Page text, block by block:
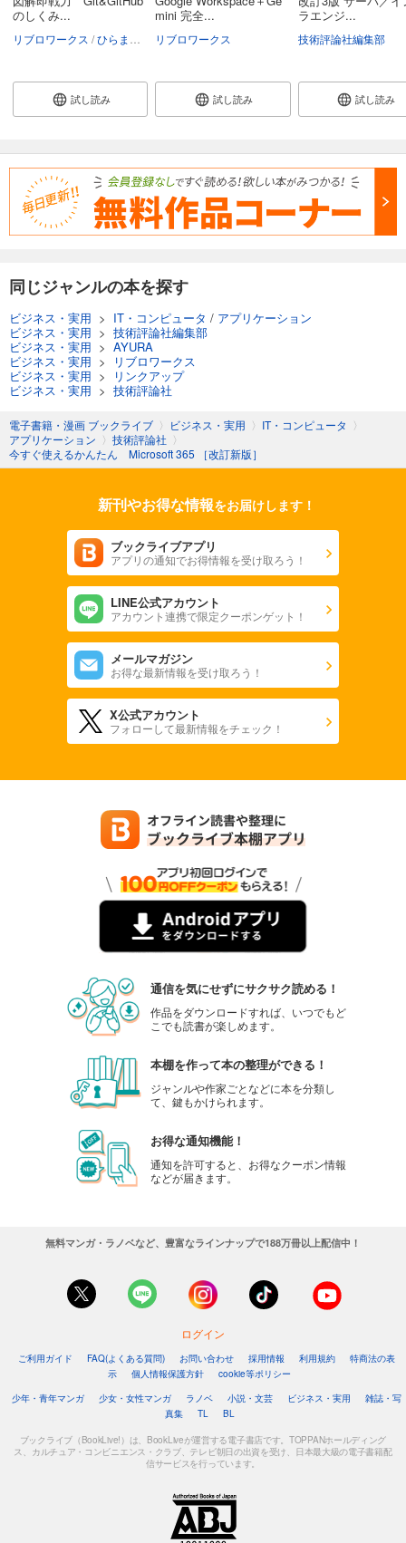
のしくみ...
リブロワークス ひらまつしょうたろう
試し読み
mini 完全...
リブロワークス
試し読み
ラエンジ...
技術評論社編集部
試し読み
同じジャンルの本を探す
ビジネス・実用 > IT・コンピュータ / アプリケーション
ビジネス・実用 > 技術評論社編集部
ビジネス・実用 > AYURA
ビジネス・実用 >
リブロワークス
ビジネス・実用 >
リンクアップ
ビジネス・実用 > 技術評論社
電子書籍・漫画 ブックライブ 〉 ビジネス・実用 〉 IT・コンピュータ 〉
アプリケーション 〉 技術評論社 〉
今すぐ使えるかんたん Microsoft 365 ［改訂新版］
新刊やお得な情報をお届けします！
ブックライブアプリ
アプリの通知でお得情報を受け取ろう！
LINE公式アカウント
アカウント連携で限定クーポンゲット！
メールマガジン
お得な最新情報を受け取ろう！
X公式アカウント
フォローして最新情報をチェック！
通信を気にせずにサクサク読める！
作品をダウンロードすれば、いつでもど
こでも読書が楽しめます。
本棚を作って本の整理ができる！
ジャンルや作家ごとなどに本を分類し
て、鍵もかけられます。
お得な通知機能！
通知を許可すると、お得なクーポン情報
などが届きます。
無料マンガ・ラノベなど、豊富なラインナップで188万冊以上配信中！
ログイン
ご利用ガイド FAQ(よくある質問) お問い合わせ 採用情報 利用規約
特商法の表
示
個人情報保護方針
cookie等ポリシー
少年・青年マンガ
少女・女性マンガ ラノベ 小説・文芸 ビジネス・実用
雑誌・写
真集
TL BL
ブックライブ（BookLive!）は、BookLiveが運営する電子書店です。TOPPANホールディング
ス、カルチュア・コンビニエンス・クラブ、テレビ朝日の出資を受け、日本最大級の電子書籍配
信サービスを行っています。